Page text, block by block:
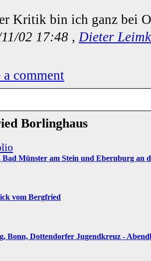
Kritik bin ich ganz bei
02 17:48 , Dieter
a comment
Borlinghaus
Bad Münster am Stein und Ebernburg an
vom Bergfried
Bonn, Dottendorfer Jugendkreuz -